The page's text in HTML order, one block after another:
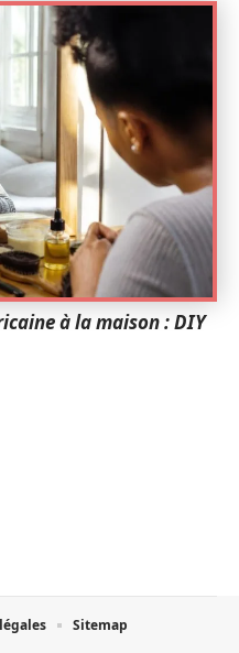
à la maison : DIY
Sitemap